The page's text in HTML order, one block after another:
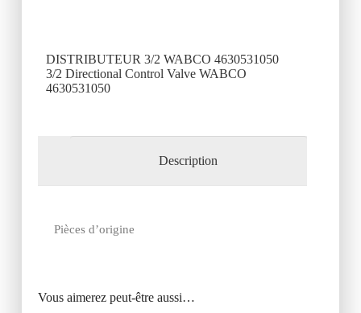
DISTRIBUTEUR 3/2 WABCO 4630531050
3/2 Directional Control Valve WABCO
4630531050
Description
Pièces d’origine
Vous aimerez peut-être aussi…